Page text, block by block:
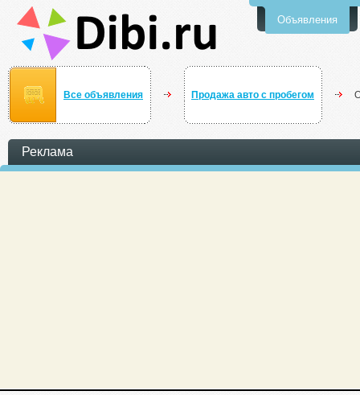
Объявления
Все объявления Продажа авто с пробегом
Реклама